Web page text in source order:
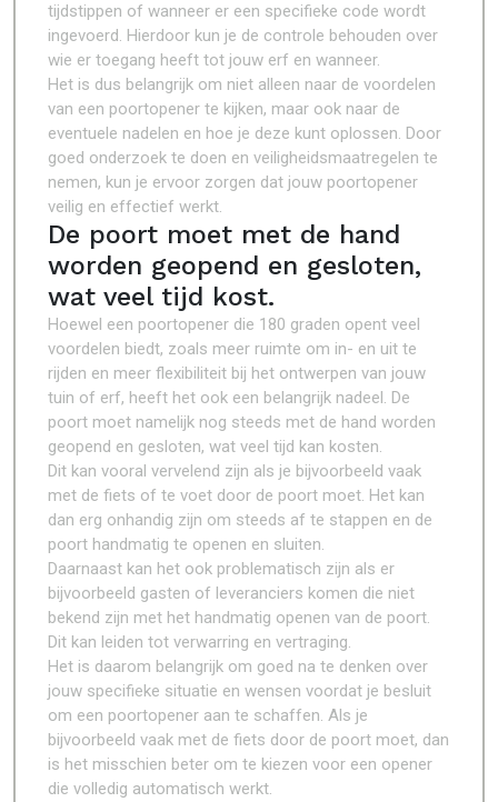
tijdstippen of wanneer er een specifieke code wordt
ingevoerd. Hierdoor kun je de controle behouden over
wie er toegang heeft tot jouw erf en wanneer.
Het is dus belangrijk om niet alleen naar de voordelen
van een poortopener te kijken, maar ook naar de
eventuele nadelen en hoe je deze kunt oplossen. Door
goed onderzoek te doen en veiligheidsmaatregelen te
nemen, kun je ervoor zorgen dat jouw poortopener
veilig en effectief werkt.
De poort moet met de hand
worden geopend en gesloten,
wat veel tijd kost.
Hoewel een poortopener die 180 graden opent veel
voordelen biedt, zoals meer ruimte om in- en uit te
rijden en meer flexibiliteit bij het ontwerpen van jouw
tuin of erf, heeft het ook een belangrijk nadeel. De
poort moet namelijk nog steeds met de hand worden
geopend en gesloten, wat veel tijd kan kosten.
Dit kan vooral vervelend zijn als je bijvoorbeeld vaak
met de fiets of te voet door de poort moet. Het kan
dan erg onhandig zijn om steeds af te stappen en de
poort handmatig te openen en sluiten.
Daarnaast kan het ook problematisch zijn als er
bijvoorbeeld gasten of leveranciers komen die niet
bekend zijn met het handmatig openen van de poort.
Dit kan leiden tot verwarring en vertraging.
Het is daarom belangrijk om goed na te denken over
jouw specifieke situatie en wensen voordat je besluit
om een poortopener aan te schaffen. Als je
bijvoorbeeld vaak met de fiets door de poort moet, dan
is het misschien beter om te kiezen voor een opener
die volledig automatisch werkt.